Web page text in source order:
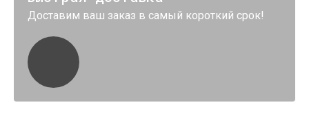
Доставим ваш заказ в самый короткий срок!